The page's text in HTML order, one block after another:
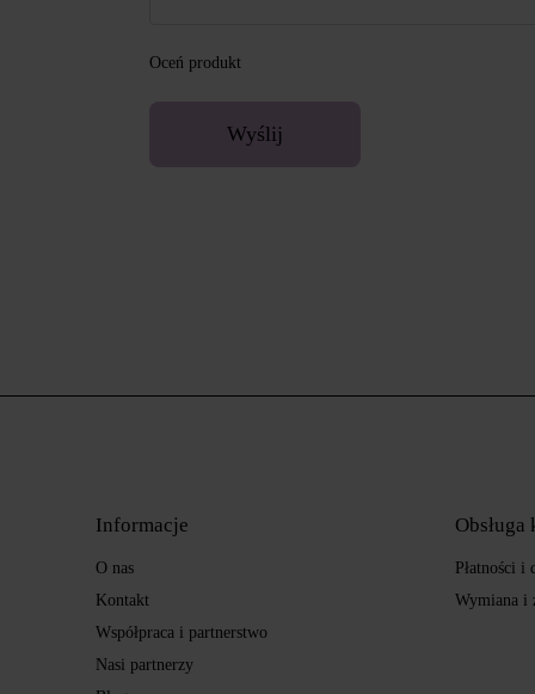
Oceń produkt
Wyślij
Informacje
O nas
Kontakt
Współpraca i partnerstwo
Nasi partnerzy
Obsługa
Płatności i
Wymiana i